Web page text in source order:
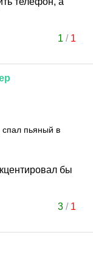
1 / 1
спал пьяный в
бы
3/ 1